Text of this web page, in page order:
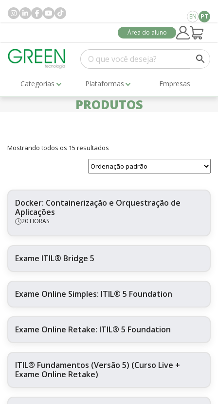
EN PT
Área do aluno
Categorias Plataformas Empresas
PRODUTOS
Mostrando todos os 15 resultados
Docker: Containerização e Orquestração de
Aplicações
20 HORAS
Exame ITIL® Bridge 5
Exame Online Simples: ITIL® 5 Foundation
Exame Online Retake: ITIL® 5 Foundation
ITIL® Fundamentos (Versão 5) (Curso Live +
Exame Online Retake)